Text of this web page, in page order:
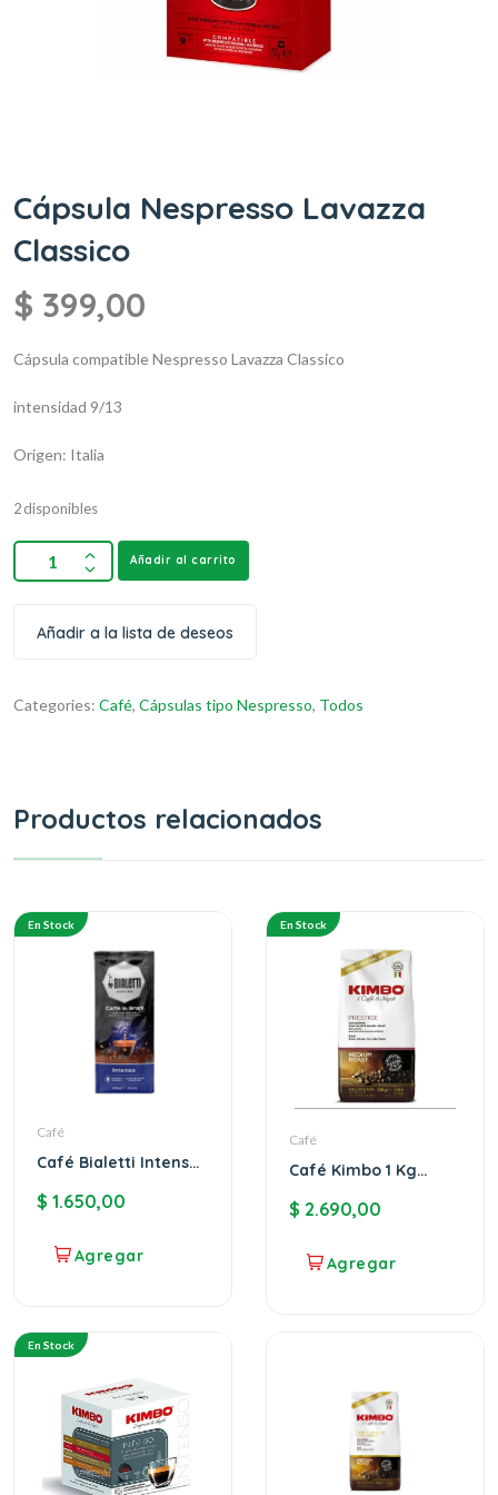
Cápsula Nespresso Lavazza
Classico
$ 399,00
Cápsula compatible Nespresso Lavazza Classico
intensidad 9/13
Origen: Italia
2 disponibles
Añadir al carrito
Añadir a la lista de deseos
Categories: Café, Cápsulas tipo Nespresso, Todos
Productos relacionados
En Stock
Café
Café Bialetti Intenso
$ 1.650,00
En Stock
Café
Café Kimbo 1 Kg
$ 2.690,00
En Stock